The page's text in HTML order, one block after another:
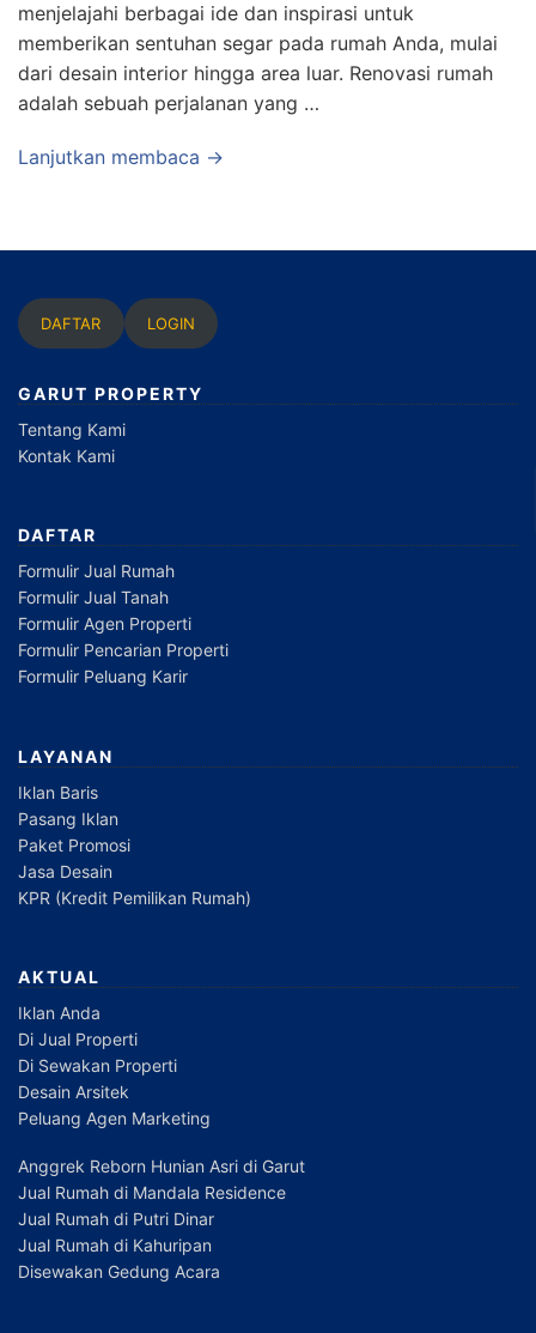
menjelajahi berbagai ide dan inspirasi untuk
memberikan sentuhan segar pada rumah Anda, mulai
dari desain interior hingga area luar. Renovasi rumah
adalah sebuah perjalanan yang …
Lanjutkan membaca →
DAFTAR LOGIN
GARUT PROPERTY
Tentang Kami
Kontak Kami
DAFTAR
Formulir Jual Rumah
Formulir Jual Tanah
Formulir Agen Properti
Formulir Pencarian Properti
Formulir Peluang Karir
LAYANAN
Iklan Baris
Pasang Iklan
Paket Promosi
Jasa Desain
KPR (Kredit Pemilikan Rumah)
AKTUAL
Iklan Anda
Di Jual Properti
Di Sewakan Properti
Desain Arsitek
Peluang Agen Marketing
Anggrek Reborn Hunian Asri di Garut
Jual Rumah di Mandala Residence
Jual Rumah di Putri Dinar
Jual Rumah di Kahuripan
Disewakan Gedung Acara